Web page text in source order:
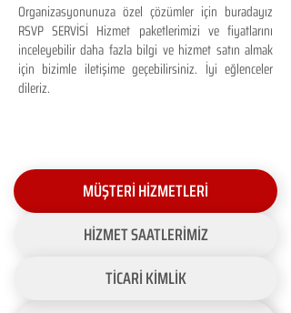
Organizasyonunuza özel çözümler için buradayız
RSVP SERVİSİ Hizmet paketlerimizi ve fiyatlarını
inceleyebilir daha fazla bilgi ve hizmet satın almak
için bizimle iletişime geçebilirsiniz. İyi eğlenceler
dileriz.
MÜŞTERİ HİZMETLERİ
HİZMET SAATLERİMİZ
TİCARİ KİMLİK